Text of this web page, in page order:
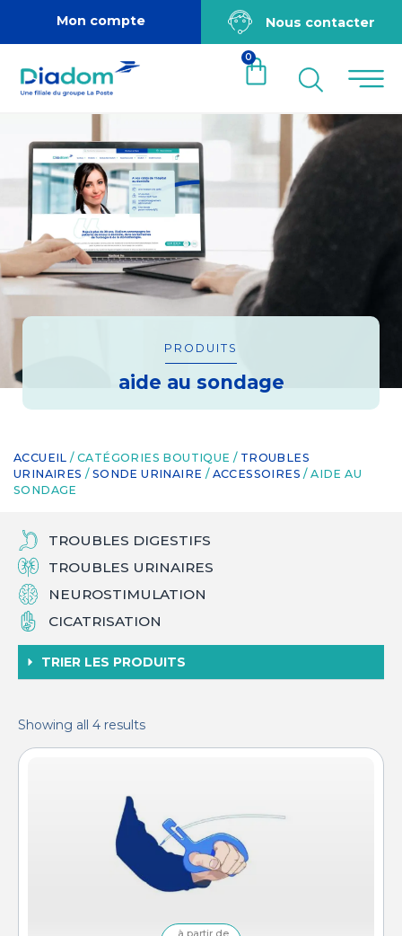
Mon compte Nous contacter
0
PRODUITS
aide au sondage
ACCUEIL / CATÉGORIES BOUTIQUE / TROUBLES
URINAIRES / SONDE URINAIRE / ACCESSOIRES / AIDE AU
SONDAGE
TROUBLES DIGESTIFS
TROUBLES URINAIRES
NEUROSTIMULATION
CICATRISATION
TRIER LES PRODUITS
Showing all 4 results